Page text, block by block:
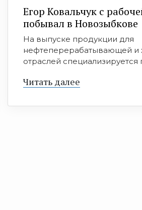
Егор Ковальчук с
побывал в Новозыбкове
На выпуске продукции для
нефтеперерабатывающей и
отраслей специализируется
Читать далее